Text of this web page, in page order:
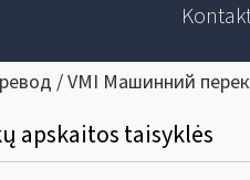
/ VMI Машинний
apskaitos taisyklės